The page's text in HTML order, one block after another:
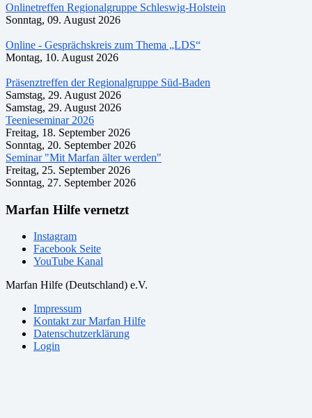
Onlinetreffen Regionalgruppe Schleswig-Holstein
Sonntag, 09. August 2026
Online - Gesprächskreis zum Thema „LDS“
Montag, 10. August 2026
Präsenztreffen der Regionalgruppe Süd-Baden
Samstag, 29. August 2026
Samstag, 29. August 2026
Teenieseminar 2026
Freitag, 18. September 2026
Sonntag, 20. September 2026
Seminar "Mit Marfan älter werden"
Freitag, 25. September 2026
Sonntag, 27. September 2026
Marfan Hilfe vernetzt
Instagram
Facebook Seite
YouTube Kanal
Marfan Hilfe (Deutschland) e.V.
Impressum
Kontakt zur Marfan Hilfe
Datenschutzerklärung
Login